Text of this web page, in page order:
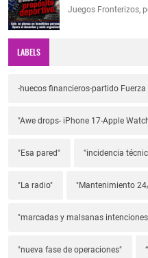
Juegos Fronterizos,
LABELS
-huecos financieros-partido Fuerza
"Awe drops- iPhone 17-Apple
"Esa pared" "incidencia
"La radio" "Mantenimiento
"marcadas y malsanas
"nueva fase de operaciones"